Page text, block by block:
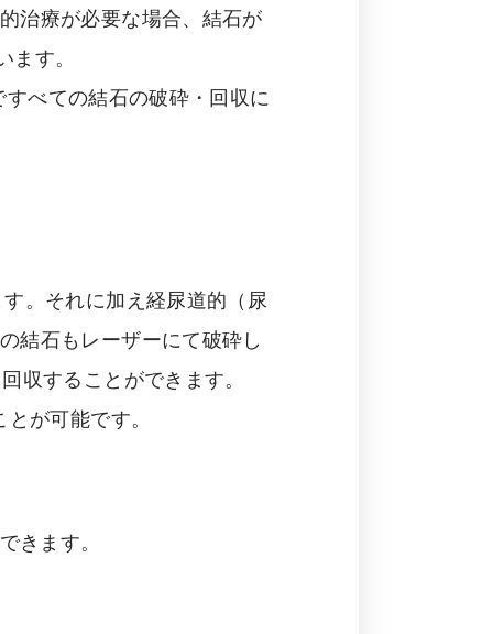
治療が必要な場合、結石が
す。
べての結石の破砕・回収に
。それに加え経尿道的（尿
結石もレーザーにて破砕し
収することができます。
が可能です。
きます。